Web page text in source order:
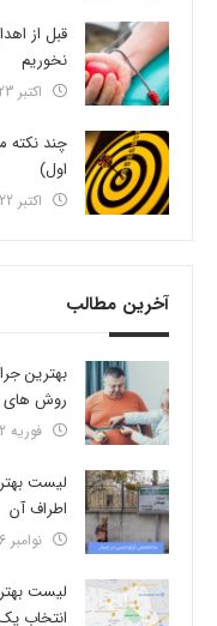
قبل از
نخوریم
اکتبر 23, 2024
چند
اول)
اکتبر 22, 2024
آخرین مطالب
روش های
فوریه 22, 2026
لیست
اطراف آن
نوامبر 6, 2024
لیست
انتخاب